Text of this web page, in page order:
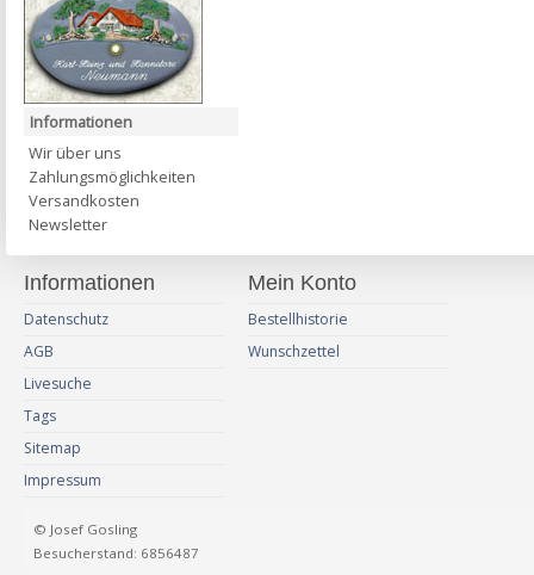
Informationen
Wir über uns
Zahlungsmöglichkeiten
Versandkosten
Newsletter
Informationen
Datenschutz
AGB
Livesuche
Tags
Sitemap
Impressum
Mein Konto
Bestellhistorie
Wunschzettel
© Josef Gosling
Besucherstand: 6856487